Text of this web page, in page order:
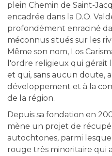
plein Chemin de Saint-
encadrée dans la D.O.
profondément enraciné
méconnus situés sur les
Même son nom, Los
l'ordre religieux qui gérait
et qui, sans aucun doute,
développement et à la
de la région.
Depuis sa fondation en
mène un projet de
autochtones, parmi
rouge très minoritaire qui